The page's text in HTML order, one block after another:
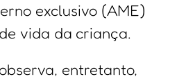
exclusivo (AME)
vida da criança.
entretanto,